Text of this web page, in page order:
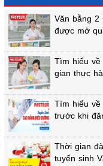
Văn bằng 2
được mở
Tìm hiểu
gian thực
Tìm hiểu
trước khi
Thời gian
tuyển sinh